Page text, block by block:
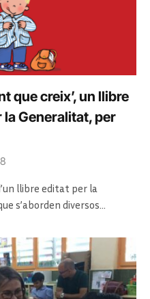
que creix’, un llibre
Generalitat, per
llibre editat per la
s’aborden diversos…